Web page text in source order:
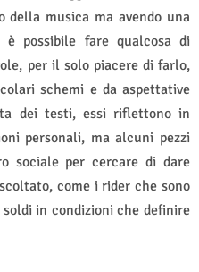
della musica ma avendo una
è possibile fare qualcosa di
per il solo piacere di farlo,
schemi e da aspettative
dei testi, essi riflettono in
personali, ma alcuni pezzi
sociale per cercare di dare
come i rider che sono
in condizioni che definire